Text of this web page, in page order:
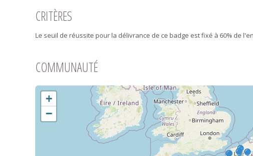
CRITÈRES
Le seuil de réussite pour la délivrance de ce badge est fixé à 60% de
COMMUNAUTÉ
+
−